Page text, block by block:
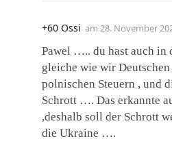
+60 Ossi am 28. November
Pawel ….. du hast auch in
gleiche wie wir
polnischen Steuern , und
Schrott …. Das erkannte
,deshalb soll der Schrott
die Ukraine ….